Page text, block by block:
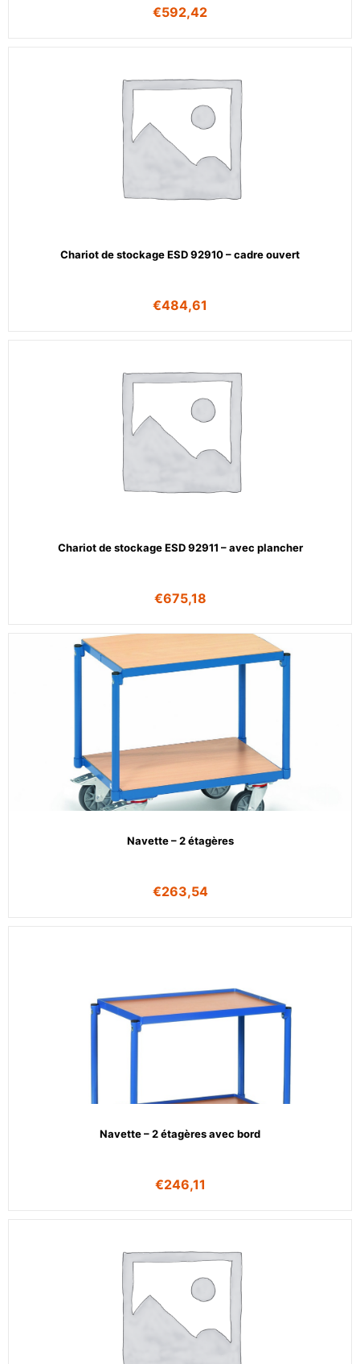
€592,42
Chariot de stockage ESD 92910 – cadre ouvert
€484,61
Chariot de stockage ESD 92911 – avec plancher
€675,18
Navette – 2 étagères
€263,54
Navette – 2 étagères avec bord
€246,11